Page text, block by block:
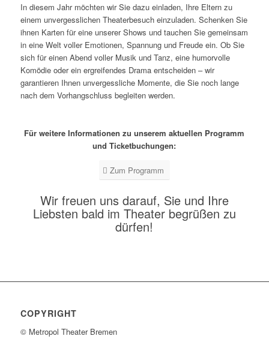
In diesem Jahr möchten wir Sie dazu einladen, Ihre Eltern zu
einem unvergesslichen Theaterbesuch einzuladen. Schenken Sie
ihnen Karten für eine unserer Shows und tauchen Sie gemeinsam
in eine Welt voller Emotionen, Spannung und Freude ein. Ob Sie
sich für einen Abend voller Musik und Tanz, eine humorvolle
Komödie oder ein ergreifendes Drama entscheiden – wir
garantieren Ihnen unvergessliche Momente, die Sie noch lange
nach dem Vorhangschluss begleiten werden.
Für weitere Informationen zu unserem aktuellen Programm
und Ticketbuchungen:
Zum Programm
Wir freuen uns darauf, Sie und Ihre
Liebsten bald im Theater begrüßen zu
dürfen!
COPYRIGHT
© Metropol Theater Bremen